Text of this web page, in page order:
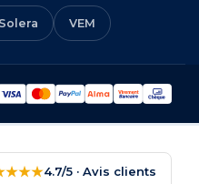
Solera VEM
4.7/5 · Avis clients